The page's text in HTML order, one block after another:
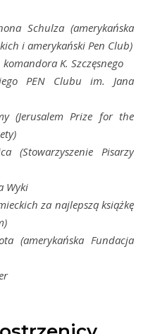
Schulza (amerykańska
i amerykański Pen Club)
K. Szczęsnego
PEN Clubu im. Jana
Prize for the
Pisarzy
Wyki
za najlepszą książkę
Fundacja